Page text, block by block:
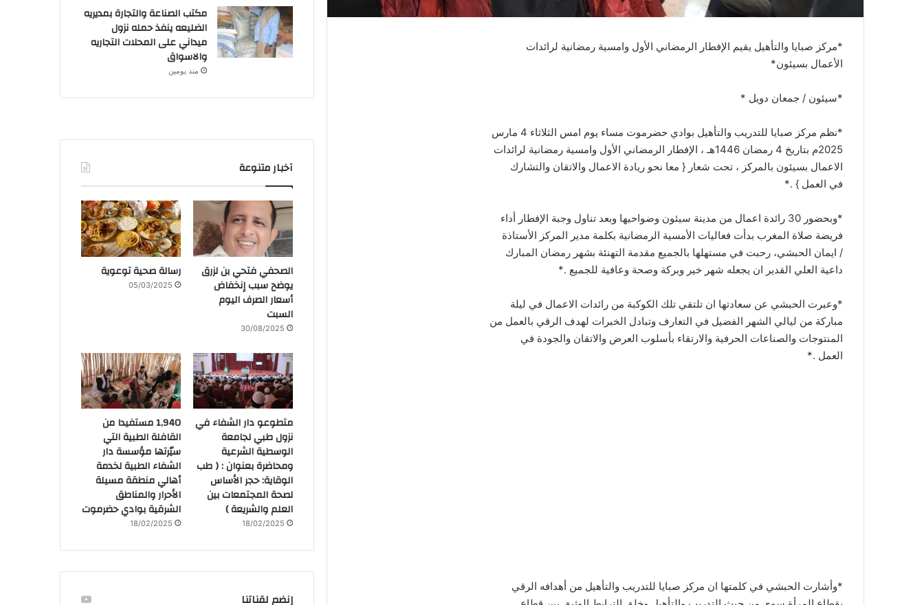
*مركز صبايا والتأهيل يقيم الإفطار الرمضاني الأول وامسية رمضانية لرائدات
الأعمال بسيئون*
*سيئون / جمعان دويل *
*نظم مركز صبايا للتدريب والتأهيل بوادي حضرموت مساء يوم امس الثلاثاء 4 مارس
2025م بتاريخ 4 رمضان 1446هـ ، الإفطار الرمضاني الأول وامسية رمضانية لرائدات
الاعمال بسيئون بالمركز ، تحت شعار { معا نحو ريادة الاعمال والاتقان والتشارك
في العمل } .*
*وبحضور 30 رائدة اعمال من مدينة سيئون وضواحيها وبعد تناول وجبة الإفطار أداء
فريضة صلاة المغرب بدأت فعاليات الأمسية الرمضانية بكلمة مدير المركز الأستاذة
/ ايمان الحبشي، رحبت في مستهلها بالجميع مقدمة التهنئة بشهر رمضان المبارك
داعية العلي القدير ان يجعله شهر خير وبركة وصحة وعافية للجميع .*
*وعبرت الحبشي عن سعادتها ان تلتقي تلك الكوكبة من رائدات الاعمال في ليلة
مباركة من ليالي الشهر الفضيل في التعارف وتبادل الخبرات لهدف الرقي بالعمل من
المنتوجات والصناعات الحرفية والارتقاء بأسلوب العرض والاتقان والجودة في
العمل .*
*وأشارت الحبشي في كلمتها ان مركز صبايا للتدريب والتأهيل من أهدافه الرقي
مكتب الصناعة والتجارة بمديريه
الضليعه ينفذ حمله نزول
ميداني على المحلات التجاريه
والاسواق
منذ يومين
آخبار متنوعة
الصحفي فتحي بن لزرق
يوضح سبب إنخفاض
أسعار الصرف اليوم
السبت
30/08/2025
رسالة صحية توعوية
05/03/2025
متطوعو دار الشفاء في
نزول طبي لجامعة
الوسطية الشرعية
ومحاضرة بعنوان : ( طب
الوقاية: حجر الأساس
لصحة المجتمعات بين
العلم والشريعة )
18/02/2025
1,940 مستفيدا من
القافلة الطبية التي
سيّرتها مؤسسة دار
الشفاء الطبية لخدمة
أهالي منطقة مسيلة
الأحرار والمناطق
الشرقية بوادي حضرموت
18/02/2025
إنضم لقناتنا